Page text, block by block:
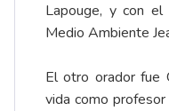
Lapouge, y con
Medio Ambiente
El otro orador fue
vida como